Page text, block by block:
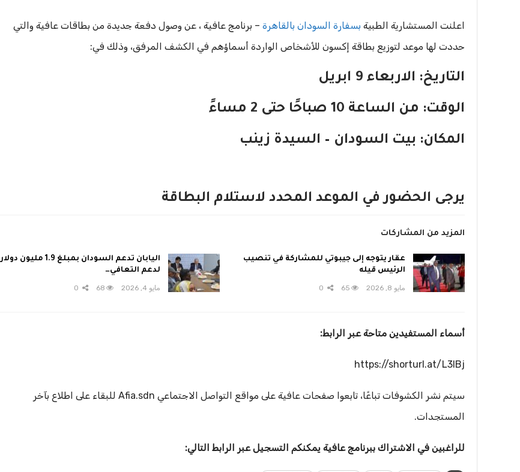
اعلنت المستشارية الطبية بسفارة السودان بالقاهرة – برنامج عافية ، عن وصول دفعة جديدة من بطاقات عافية والتي
حددت لها موعد لتوزيع بطاقة إكسون للأشخاص الواردة أسماؤهم في الكشف المرفق، وذلك في:
التاريخ: الاربعاء 9 ابريل
الوقت: من الساعة 10 صباحًا حتى 2 مساءً
المكان: بيت السودان – السيدة زينب
يرجى الحضور في الموعد المحدد لاستلام البطاقة
المزيد من المشاركات
عقار يتوجه إلى جيبوتي للمشاركة في تنصيب
الرئيس قيله
مايو 8, 2026 65
اليابان تدعم السودان بمبلغ 1.9 مليون دولار
لدعم التعافي…
مايو 4, 2026 68
أسماء المستفيدين متاحة عبر الرابط:
https://shorturl.at/L3lBj
سيتم نشر الكشوفات تباعًا، تابعوا صفحات عافية على مواقع التواصل الاجتماعي Afia.sdn للبقاء على اطلاع بآخر
المستجدات.
للراغبين في الاشتراك ببرنامج عافية يمكنكم التسجيل عبر الرابط التالي: